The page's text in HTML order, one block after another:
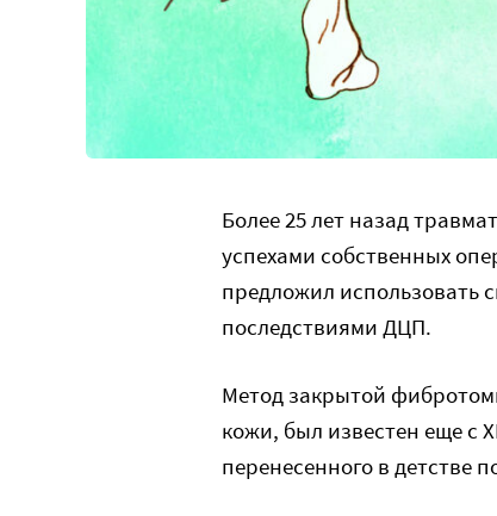
Более 25 лет назад
успехами собственных
предложил использовать
последствиями ДЦП.
Метод закрытой
кожи, был известен еще с
перенесенного в детстве